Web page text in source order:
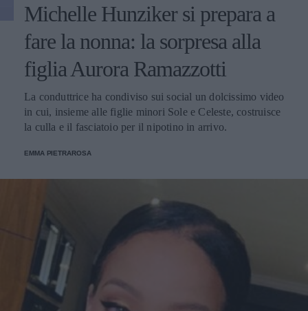
Michelle Hunziker si prepara a
fare la nonna: la sorpresa alla
figlia Aurora Ramazzotti
La conduttrice ha condiviso sui social un dolcissimo video
in cui, insieme alle figlie minori Sole e Celeste, costruisce
la culla e il fasciatoio per il nipotino in arrivo.
EMMA PIETRAROSA